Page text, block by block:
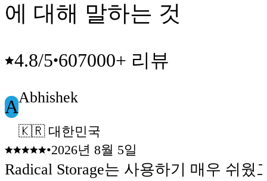
에 대해 말하는 것
4.8/5•607000+ 리뷰
AAbhishek
🇰🇷 대한민국
•2026년 8월 5일
Radical Storage는 사용하기 매우 쉬웠